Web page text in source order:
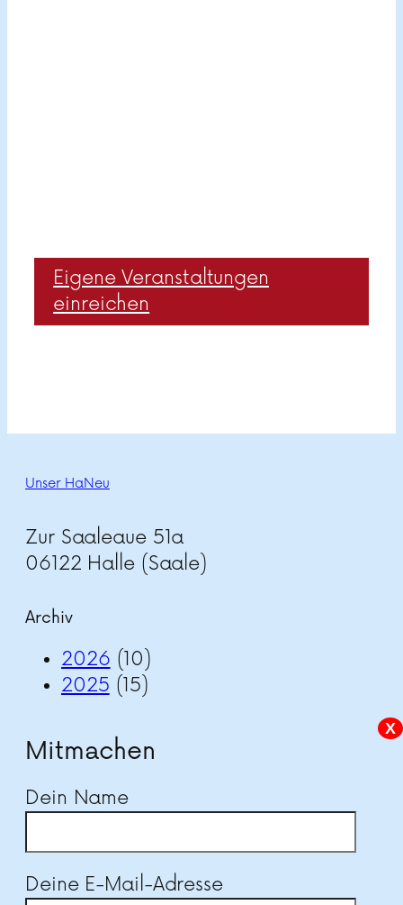
Eigene Veranstaltungen
einreichen
Unser HaNeu
Zur Saaleaue 51a
06122 Halle (Saale)
Archiv
2026 (10)
2025 (15)
X
Mitmachen
Dein Name
Deine E-Mail-Adresse